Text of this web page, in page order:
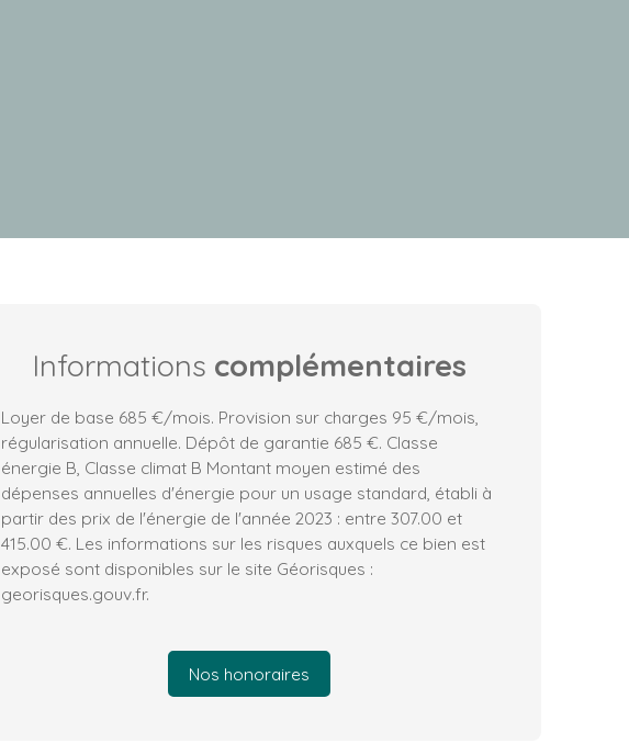
Informations complémentaires
Loyer de base 685 €/mois. Provision sur charges 95 €/mois,
régularisation annuelle. Dépôt de garantie 685 €. Classe
énergie B, Classe climat B Montant moyen estimé des
dépenses annuelles d'énergie pour un usage standard, établi à
partir des prix de l'énergie de l'année 2023 : entre 307.00 et
415.00 €. Les informations sur les risques auxquels ce bien est
exposé sont disponibles sur le site Géorisques :
georisques.gouv.fr.
Nos honoraires